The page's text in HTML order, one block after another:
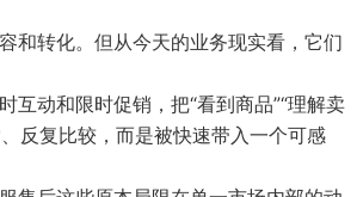
和转化。但从今天的业务现实看，它们
动和限时促销，把“看到商品”“理解卖
反复比较，而是被快速带入一个可感